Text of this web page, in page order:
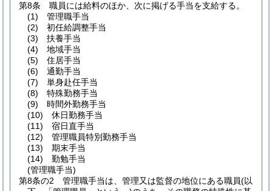
第8条
職員には給料のほか、次に掲げる手当を支給する。
(1)
管理職手当
(2)
初任給調整手当
(3)
扶養手当
(4)
地域手当
(5)
住居手当
(6)
通勤手当
(7)
単身赴任手当
(8)
特殊勤務手当
(9)
時間外勤務手当
(10)
休日勤務手当
(11)
宿日直手当
(12)
管理職員特別勤務手当
(13)
期末手当
(14)
勤勉手当
(管理職手当)
第8条の2
管理職手当は、管理又は監督の地位にある職員(以